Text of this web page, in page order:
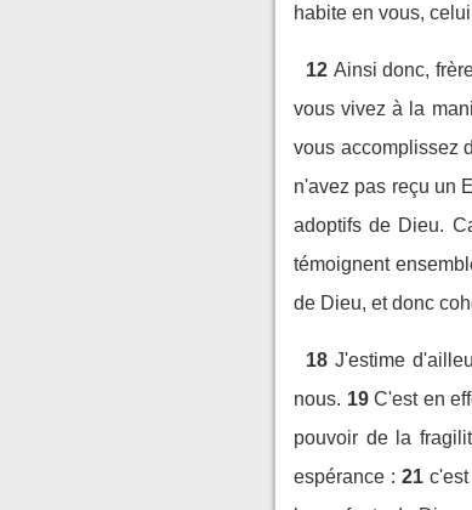
habite en vous,
12 Ainsi donc,
vous vivez à la
vous accomplissez
n'avez pas reçu un
adoptifs de Dieu.
témoignent
de Dieu, et donc
18 J'estime
nous. 19 C'est en
pouvoir de la
espérance : 21